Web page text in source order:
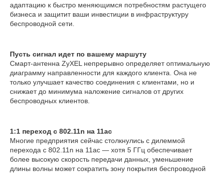
адаптацию к быстро меняющимся потребностям растущего
бизнеса и защитит ваши инвестиции в инфраструктуру
беспроводной сети.
Пусть сигнал идет по вашему маршуту
Смарт-антенна ZyXEL непрерывно определяет оптимальную
диаграмму направленности для каждого клиента. Она не
только улучшает качество соединения с клиентами, но и
снижает до минимума наложение сигналов от других
беспроводных клиентов.
1:1 переход с 802.11n на 11ac
Многие предприятия сейчас столкнулись с дилеммой
перехода с 802.11n на 11ac — хотя 5 ГГц обеспечивает
более высокую скорость передачи данных, уменьшение
длины волны может сократить зону покрытия беспроводной